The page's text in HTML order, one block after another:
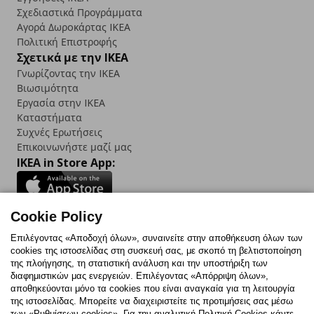
Σχεδιαστικά Προγράμματα
Αγορά Δωρoκάρτας IKEA
Πολιτική Επιστροφής
Σχετικά με την IKEA
Γνωρίζοντας την IKEA
Βιωσιμότητα
Εργασία στην IKEA
Καταστήματα
Συχνές Ερωτήσεις
Επικοινωνήστε μαζί μας
IKEA in Store App:
Follow us:
FacebookInstagram
TikTokYoutubePinterestTwitter
Cookie Policy
Επιλέγοντας «Αποδοχή όλων», συναινείτε στην αποθήκευση όλων των
cookies της ιστοσελίδας στη συσκευή σας, με σκοπό τη βελτιστοποίηση
της πλοήγησης, τη στατιστική ανάλυση και την υποστήριξη των
διαφημιστικών μας ενεργειών. Επιλέγοντας «Απόρριψη όλων»,
αποθηκεύονται μόνο τα cookies που είναι αναγκαία για τη λειτουργία
της ιστοσελίδας. Μπορείτε να διαχειριστείτε τις προτιμήσεις σας μέσω